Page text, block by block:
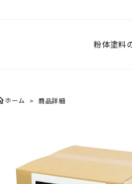
粉体塗料
ホーム 商品詳細